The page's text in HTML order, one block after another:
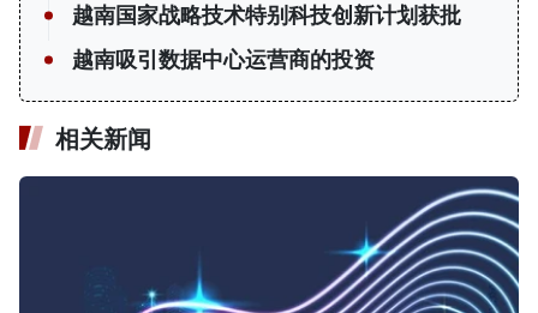
越南国家战略技术特别科技创新计划获批
越南吸引数据中心运营商的投资
相关新闻